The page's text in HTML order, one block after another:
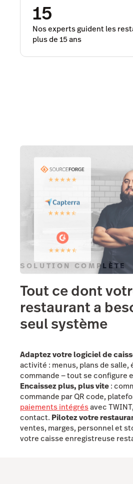
15
Nos experts guident les
plus de 15 ans
SOLUTION COMPLÈTE
Tout ce dont
restaurant a
seul système
Adaptez votre logiciel de
activité : menus, plans de salle,
commande — tout se configure
Encaissez plus, plus vite:
commande par QR code,
paiements intégrésavec
contact. Pilotez votre
ventes, marges, personnel et
votre caisse enregistreuse